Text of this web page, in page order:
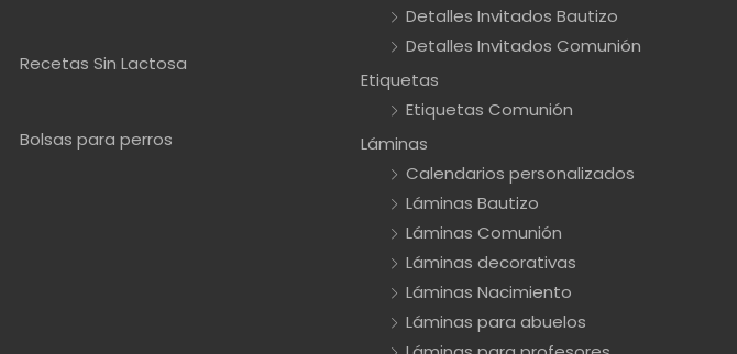
Recetas Sin Lactosa
Bolsas para perros
Detalles Invitados Bautizo
Detalles Invitados Comunión
Etiquetas
Etiquetas Comunión
Láminas
Calendarios personalizados
Láminas Bautizo
Láminas Comunión
Láminas decorativas
Láminas Nacimiento
Láminas para abuelos